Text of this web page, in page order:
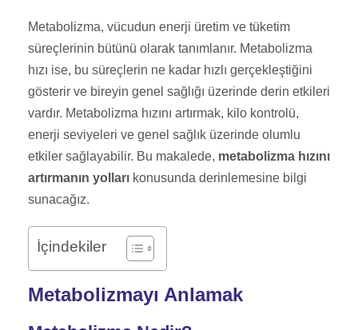
Metabolizma, vücudun enerji üretim ve tüketim
süreçlerinin bütünü olarak tanımlanır. Metabolizma
hızı ise, bu süreçlerin ne kadar hızlı gerçekleştiğini
gösterir ve bireyin genel sağlığı üzerinde derin etkileri
vardır. Metabolizma hızını artırmak, kilo kontrolü,
enerji seviyeleri ve genel sağlık üzerinde olumlu
etkiler sağlayabilir. Bu makalede, metabolizma hızını
artırmanın yolları konusunda derinlemesine bilgi
sunacağız.
İçindekiler
Metabolizmayı Anlamak